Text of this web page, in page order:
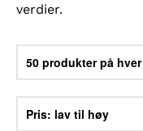
verdier.